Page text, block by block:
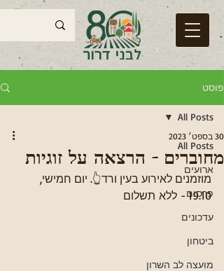
פוסט
All Posts
ארועים
פרסום
עדכונים
ביטחון
מועצה לב השרון
All Posts
מחוברים - הרצאה על זוגיות
30 בספט׳ 2023
מוזמנים לאירוע בעין ורד👆. יום חמישי,
19.10 - ללא תשלום